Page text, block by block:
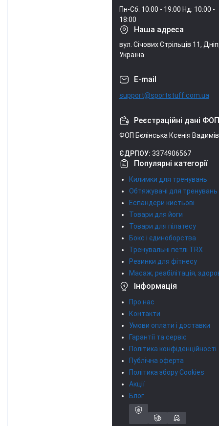
Пн-Сб: 10:00 - 19:00 Нд: 10:00 -
18:00
Наша адреса
вул. Січових Стрільців 11,
Україна
E-mail
support@sportstuff.com.ua
Реєстраційні дані ФОП
ФОП Бєлінська Ксенія
ЄДРПОУ: 3374906567
Популярні категорії
Килимки для тренувань
Обтяжувачі для тренувань
Еспандери кистьові
Товари для йоги
Товари для пілатесу
Бокс і єдиноборства
Тренувальні петлі TRX
Резинки для фітнесу
Масаж, реабілітація,
Інформація
Про нас
Контакти
Умови оплати і доставки
Гарантії та сервіс
Політика конфіденційності
Публічна оферта
Політика збору Cookies
Акції
Блог